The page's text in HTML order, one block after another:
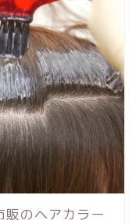
販のヘアカラー